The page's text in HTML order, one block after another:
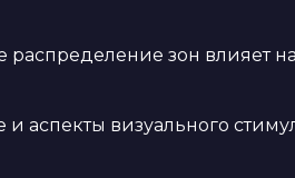
зон влияет
аспекты визуального